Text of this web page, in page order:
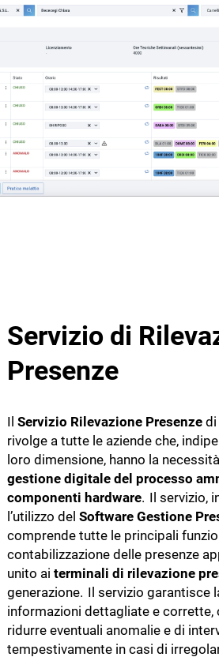
Servizio di
Presenze
Il Servizio Rilevazione Presenze di
rivolge a tutte le aziende che,
loro dimensione, hanno la
gestione digitale del processo
componenti hardware. Il servizio,
l’utilizzo del Software Gestione
comprende tutte le principali
contabilizzazione delle presenze
unito ai terminali di rilevazione
generazione. Il servizio garantisce
informazioni dettagliate e corrette,
ridurre eventuali anomalie e di
tempestivamente in casi di